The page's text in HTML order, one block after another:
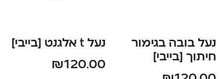
נעל בובה בגימור
חיתוך [בייבי]
נעל t אלגנט [בייבי]
₪120.00